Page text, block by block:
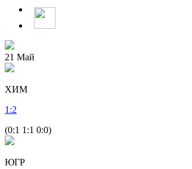
21 Май
ХИМ
1 :2
(0:1 1:1 0:0)
ЮГР